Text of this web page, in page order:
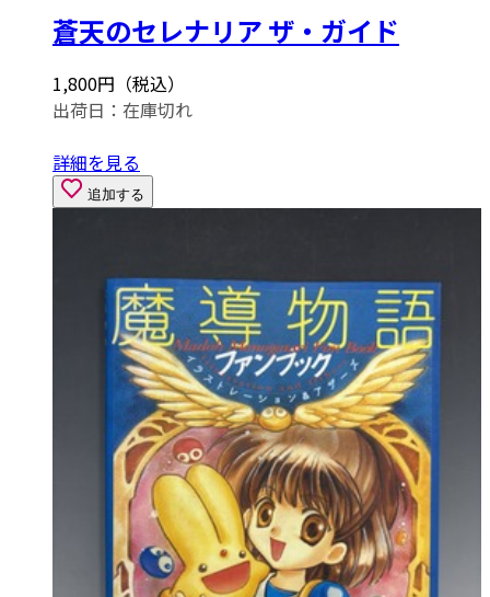
蒼天のセレナリア ザ・ガイド
1,800円（税込）
出荷日： 在庫切れ
詳細を見る
追加する